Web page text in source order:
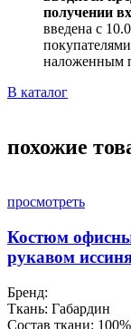
получении
введена с
наложенным
В каталог
похожие
просмотреть
Костюм
рукавом
Бренд:
Ткань: Габардин
Состав ткани: